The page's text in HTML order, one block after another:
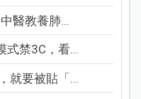
醫教養肺...
式禁3C，看...
就要被貼「...